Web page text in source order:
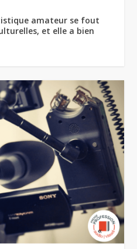
amateur se fout
et elle a bien